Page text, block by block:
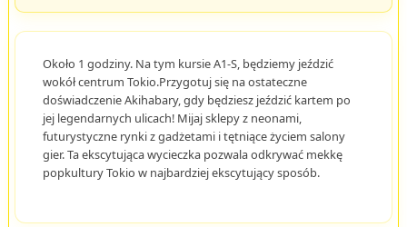
Około 1 godziny. Na tym kursie A1-S, będziemy jeździć
wokół centrum Tokio.Przygotuj się na ostateczne
doświadczenie Akihabary, gdy będziesz jeździć kartem po
jej legendarnych ulicach! Mijaj sklepy z neonami,
futurystyczne rynki z gadżetami i tętniące życiem salony
gier. Ta ekscytująca wycieczka pozwala odkrywać mekkę
popkultury Tokio w najbardziej ekscytujący sposób.